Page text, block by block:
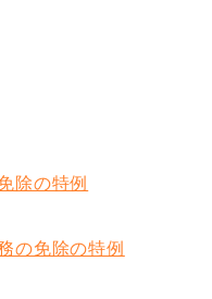
除の特例
の免除の特例